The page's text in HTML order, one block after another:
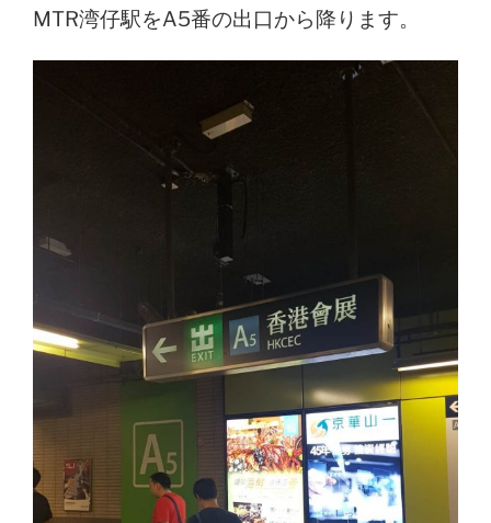
MTR湾仔駅をA5番の出口から降ります。